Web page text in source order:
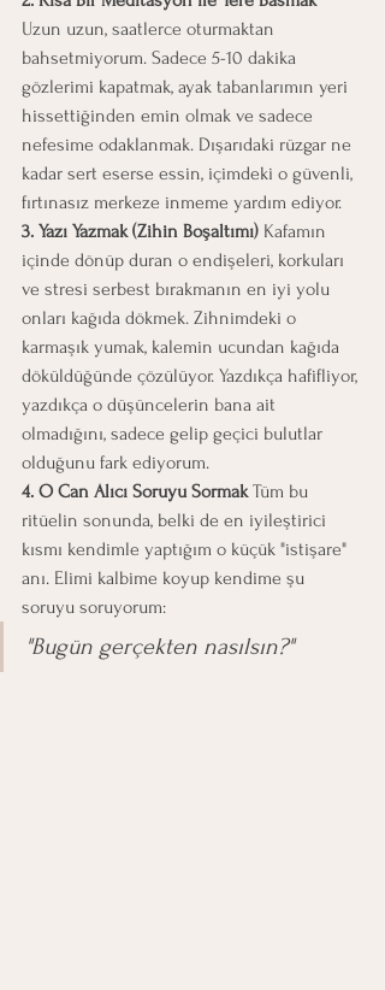
Uzun uzun, saatlerce oturmaktan
bahsetmiyorum. Sadece 5-10 dakika
gözlerimi kapatmak, ayak tabanlarımın yeri
hissettiğinden emin olmak ve sadece
nefesime odaklanmak. Dışarıdaki rüzgar ne
kadar sert eserse essin, içimdeki o güvenli,
fırtınasız merkeze inmeme yardım ediyor.
3. Yazı Yazmak (Zihin Boşaltımı) Kafamın
içinde dönüp duran o endişeleri, korkuları
ve stresi serbest bırakmanın en iyi yolu
onları kağıda dökmek. Zihnimdeki o
karmaşık yumak, kalemin ucundan kağıda
döküldüğünde çözülüyor. Yazdıkça hafifliyor,
yazdıkça o düşüncelerin bana ait
olmadığını, sadece gelip geçici bulutlar
olduğunu fark ediyorum.
4. O Can Alıcı Soruyu Sormak Tüm bu
ritüelin sonunda, belki de en iyileştirici
kısmı kendimle yaptığım o küçük "istişare"
anı. Elimi kalbime koyup kendime şu
soruyu soruyorum:
"Bugün gerçekten nasılsın?"